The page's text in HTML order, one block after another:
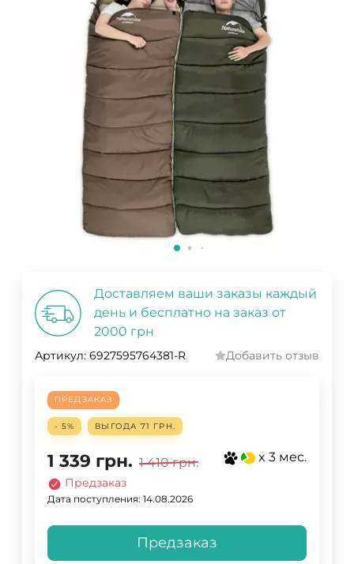
Доставляем ваши заказы каждый
день и бесплатно на заказ от
2000 грн
Артикул: 6927595764381-R Добавить отзыв
ПРЕДЗАКАЗ
- 5% ВЫГОДА 71 ГРН.
1 339 грн. 1 410 грн. x 3 мес.
Предзаказ
Дата поступления: 14.08.2026
Предзаказ